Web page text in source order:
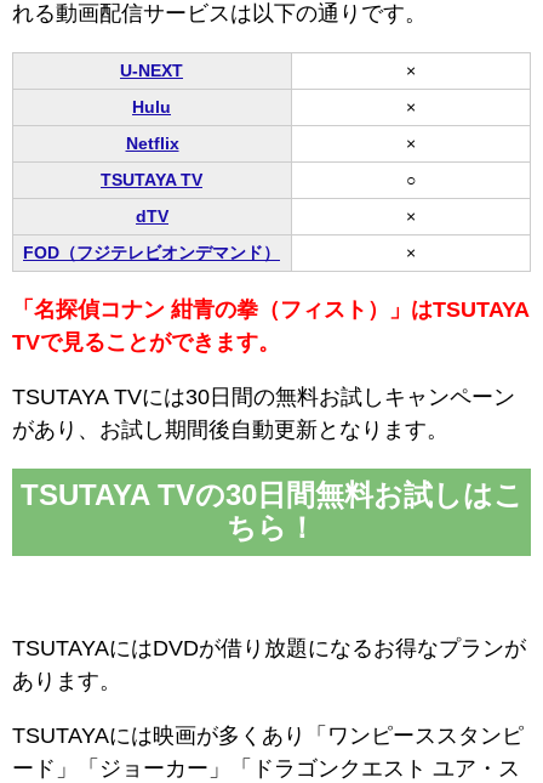
れる動画配信サービスは以下の通りです。
U-NEXT
×
Hulu
×
Netflix
×
TSUTAYA TV
○
dTV
×
FOD（フジテレビオンデマンド）
×
「名探偵コナン 紺青の拳（フィスト）」はTSUTAYA
TVで見ることができます。
TSUTAYA TVには30日間の無料お試しキャンペーン
があり、お試し期間後自動更新となります。
TSUTAYA TVの30日間無料お試しはこ
ちら！
TSUTAYAにはDVDが借り放題になるお得なプランが
あります。
TSUTAYAには映画が多くあり「ワンピーススタンピ
ード」「ジョーカー」「ドラゴンクエスト ユア・ス